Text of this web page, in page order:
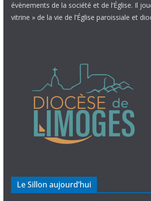
évènements de la société et de l’Église. Il
vitrine » de la vie de l’Église paroissiale et
Le Sillon aujourd’hui